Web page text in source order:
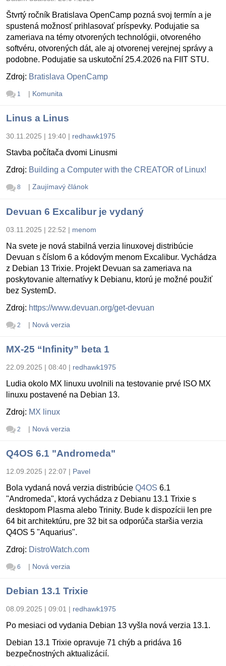
Štvrtý ročník Bratislava OpenCamp pozná svoj termín a je
spustená možnosť prihlasovať príspevky. Podujatie sa
zameriava na témy otvorených technológii, otvoreného
softvéru, otvorených dát, ale aj otvorenej verejnej správy a
podobne. Podujatie sa uskutoční 25.4.2026 na FIIT STU.
Zdroj: Bratislava OpenCamp
1 | Komunita
Linus a Linus
30.11.2025 | 19:40 | redhawk1975
Stavba počítača dvomi Linusmi
Zdroj: Building a Computer with the CREATOR of Linux!
8 | Zaujímavý článok
Devuan 6 Excalibur je vydaný
03.11.2025 | 22:52 | menom
Na svete je nová stabilná verzia linuxovej distribúcie
Devuan s číslom 6 a kódovým menom Excalibur. Vychádza
z Debian 13 Trixie. Projekt Devuan sa zameriava na
poskytovanie alternatívy k Debianu, ktorú je možné použiť
bez SystemD.
Zdroj: https://www.devuan.org/get-devuan
2 | Nová verzia
MX-25 “Infinity” beta 1
22.09.2025 | 08:40 | redhawk1975
Ludia okolo MX linuxu uvolnili na testovanie prvé ISO MX
linuxu postavené na Debian 13.
Zdroj: MX linux
2 | Nová verzia
Q4OS 6.1 "Andromeda"
12.09.2025 | 22:07 | Pavel
Bola vydaná nová verzia distribúcie Q4OS 6.1
"Andromeda", ktorá vychádza z Debianu 13.1 Trixie s
desktopom Plasma alebo Trinity. Bude k dispozícii len pre
64 bit architektúru, pre 32 bit sa odporúča staršia verzia
Q4OS 5 "Aquarius".
Zdroj: DistroWatch.com
6 | Nová verzia
Debian 13.1 Trixie
08.09.2025 | 09:01 | redhawk1975
Po mesiaci od vydania Debian 13 vyšla nová verzia 13.1.
Debian 13.1 Trixie opravuje 71 chýb a pridáva 16
bezpečnostných aktualizácií.